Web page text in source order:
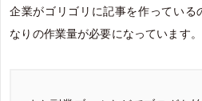
企業がゴリゴリに記事を作っている
なりの作業量が必要になっています。